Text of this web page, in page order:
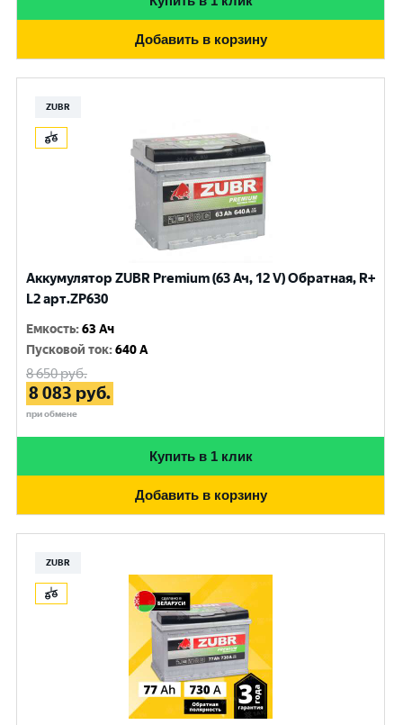
Добавить в корзину
ZUBR
Аккумулятор ZUBR Premium (63 Ач, 12 V) Обратная, R+
L2 арт.ZP630
Емкость:63 Ач
Пусковой ток:640 A
8 650руб.
8 083 руб.
при обмене
Купить в 1 клик
Добавить в корзину
ZUBR